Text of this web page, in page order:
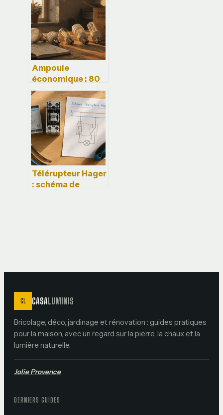
Ampoule
économique : 80
% d’énergie en
moins et les 3
critères pour
réussir votre
transition
Télérupteur Hager
: schéma de
CL CASALUMINIS
Bricolage, déco, jardinage et rénovation : guides pratiques
pour la maison, avec un regard sur la pierre, la chaux et la
lumière naturelle.
Jolie Provence
DERNIERS GUIDES